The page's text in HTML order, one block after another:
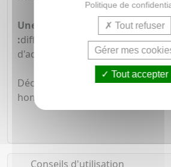
Une application fraiche au
:diffuse l'iconique fragrance
d'aquapower tout au long de la
Découvrez le déodorant frais,
homme qui offre une protection
Conseils d'utilisation
Politique de
Tout refuser
Gérer mes
Tout accepter